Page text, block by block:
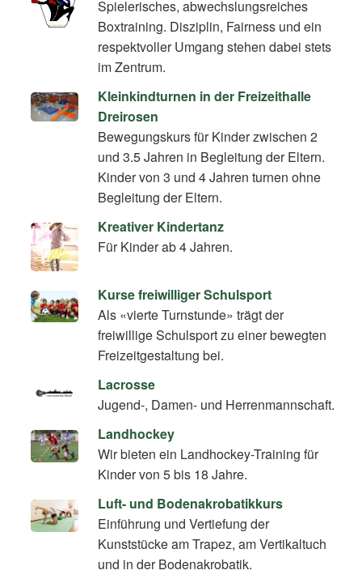
Spielerisches, abwechslungsreiches
Boxtraining. Disziplin, Fairness und ein
respektvoller Umgang stehen dabei stets
im Zentrum.
Kleinkindturnen in der Freizeithalle
Dreirosen
Bewegungskurs für Kinder zwischen 2
und 3.5 Jahren in Begleitung der Eltern.
Kinder von 3 und 4 Jahren turnen ohne
Begleitung der Eltern.
Kreativer Kindertanz
Für Kinder ab 4 Jahren.
Kurse freiwilliger Schulsport
Als «vierte Turnstunde» trägt der
freiwillige Schulsport zu einer bewegten
Freizeitgestaltung bei.
Lacrosse
Jugend-, Damen- und Herrenmannschaft.
Landhockey
Wir bieten ein Landhockey-Training für
Kinder von 5 bis 18 Jahre.
Luft- und Bodenakrobatikkurs
Einführung und Vertiefung der
Kunststücke am Trapez, am Vertikaltuch
und in der Bodenakrobatik.